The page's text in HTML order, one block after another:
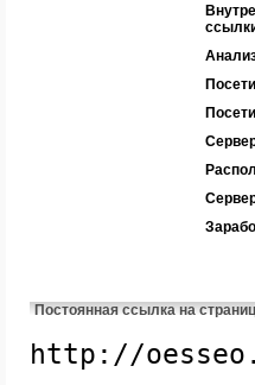
Постоянная ссылка на